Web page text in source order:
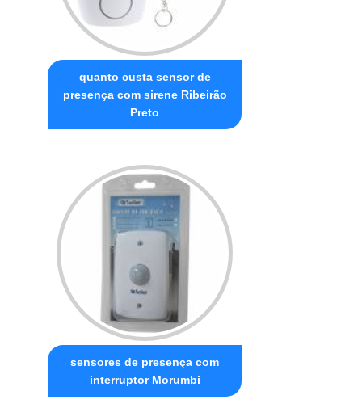
quanto custa sensor de
presença com sirene Ribeirão
Preto
sensores de presença com
interruptor Morumbi